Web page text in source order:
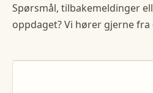
Spørsmål, tilbakemeldinger
oppdaget? Vi hører gjerne fra